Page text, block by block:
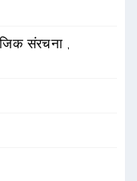
संरचना ,